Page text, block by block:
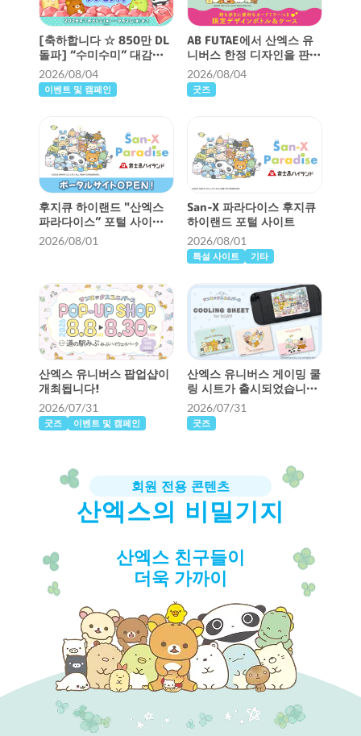
[축하합니다 ☆ 850만 DL
돌파] “수미수미” 대감사
캠페인 개최 ♪
2026/08/04
이벤트 및 캠페인
AB FUTAE에서 산엑스 유
니버스 한정 디자인을 판매
중입니다!
2026/08/04
굿즈
후지큐 하이랜드 "산엑스
파라다이스” 포털 사이트
오픈!
2026/08/01
San-X 파라다이스 후지큐
하이랜드 포털 사이트
2026/08/01
특설 사이트 기타
산엑스 유니버스 팝업샵이
개최됩니다!
2026/07/31
굿즈 이벤트 및 캠페인
산엑스 유니버스 게이밍 쿨
링 시트가 출시되었습니다
♪
2026/07/31
굿즈
회원 전용 콘텐츠
산엑스의 비밀기지
산엑스 친구들이
더욱 가까이